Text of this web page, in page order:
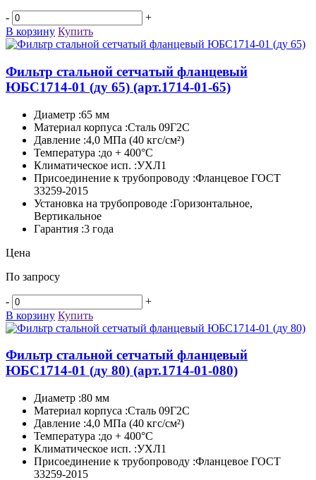
-
+
В корзину Купить
Фильтр стальной сетчатый фланцевый
ЮБС1714-­01 (ду 65) (арт.1714-01-65)
Диаметр :65 мм
Материал корпуса :Сталь 09Г2С
Давление :4,0 МПа (40 кгс/см²)
Температура :до + 400°C
Климатическое исп. :УХЛ1
Присоединение к трубопроводу :Фланцевое ГОСТ
33259-2015
Установка на трубопроводе :Горизонтальное,
Вертикальное
Гарантия :3 года
Цена
По запросу
-
+
В корзину Купить
Фильтр стальной сетчатый фланцевый
ЮБС1714-­01 (ду 80) (арт.1714-01-080)
Диаметр :80 мм
Материал корпуса :Сталь 09Г2С
Давление :4,0 МПа (40 кгс/см²)
Температура :до + 400°C
Климатическое исп. :УХЛ1
Присоединение к трубопроводу :Фланцевое ГОСТ
33259-2015